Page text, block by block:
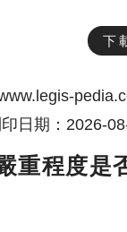
下
日期：2026-
重程度是